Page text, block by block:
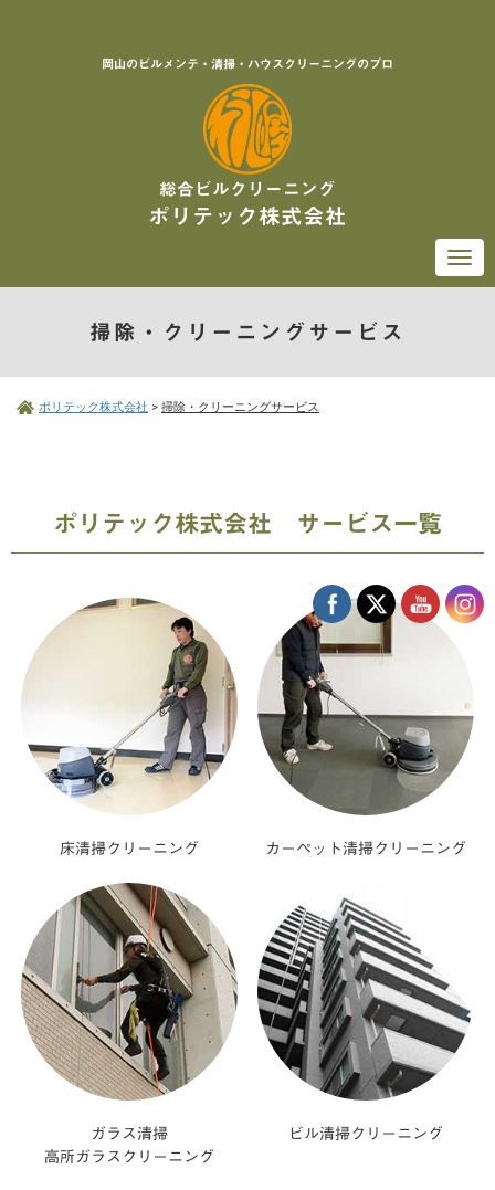
岡山のビルメンテ・清掃・ハウスクリーニングのプロ
総合ビルクリーニング
ポリテック株式会社
掃除・クリーニングサービス
ポリテック株式会社 > 掃除・クリーニングサービス
ポリテック株式会社 サービス一覧
床清掃クリーニング カーペット清掃クリーニング
ガラス清掃
高所ガラスクリーニング
ビル清掃クリーニング